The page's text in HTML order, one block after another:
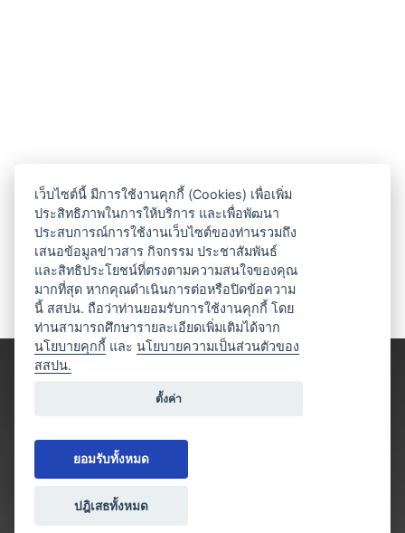
เว็บไซต์นี้ มีการใช้งานคุกกี้ (Cookies) เพื่อเพิ่ม
ประสิทธิภาพในการให้บริการ และเพื่อพัฒนา
ประสบการณ์การใช้งานเว็บไซต์ของท่านรวมถึง
เสนอข้อมูลข่าวสาร กิจกรรม ประชาสัมพันธ์
และสิทธิประโยชน์ที่ตรงตามความสนใจของคุณ
มากที่สุด หากคุณดำเนินการต่อหรือปิดข้อความ
นี้ สสปน. ถือว่าท่านยอมรับการใช้งานคุกกี้ โดย
ท่านสามารถศึกษารายละเอียดเพิ่มเติมได้จาก
นโยบายคุกกี้ และนโยบายความเป็นส่วนตัวของ
สสปน.
ตั้งค่า
ยอมรับทั้งหมด
ปฎิเสธทั้งหมด